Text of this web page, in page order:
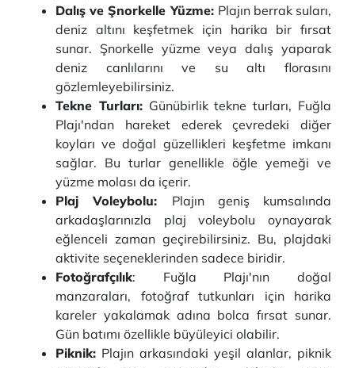
Dalış ve Şnorkelle Yüzme: Plajın berrak suları,
deniz altını keşfetmek için harika bir fırsat
sunar. Şnorkelle yüzme veya dalış yaparak
deniz canlılarını ve su altı florasını
gözlemleyebilirsiniz.
Tekne Turları:Günübirlik tekne turları, Fuğla
Plajı'ndan hareket ederek çevredeki diğer
koyları ve doğal güzellikleri keşfetme imkanı
sağlar. Bu turlar genellikle öğle yemeği ve
yüzme molası da içerir.
Plaj Voleybolu: Plajın geniş kumsalında
arkadaşlarınızla plaj voleybolu oynayarak
eğlenceli zaman geçirebilirsiniz. Bu, plajdaki
aktivite seçeneklerinden sadece biridir.
Fotoğrafçılık: Fuğla Plajı'nın doğal
manzaraları, fotoğraf tutkunları için harika
kareler yakalamak adına bolca fırsat sunar.
Gün batımı özellikle büyüleyici olabilir.
Piknik: Plajın arkasındaki yeşil alanlar, piknik